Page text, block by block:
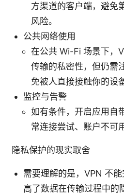
方渠道的客户端，避免
风险。
公共网络使用
在公共 Wi-Fi 场景下，
传输的私密性，但仍需
免被人直接接触你的设
监控与告警
如有条件，开启应用自
常连接尝试、账户不可
隐私保护的现实取舍
需要理解的是，VPN 不能
高了数据在传输过程中的